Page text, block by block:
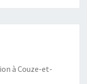
à Couze-et-